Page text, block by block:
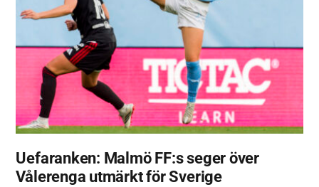
Uefaranken: Malmö FF:s seger över
Vålerenga utmärkt för Sverige